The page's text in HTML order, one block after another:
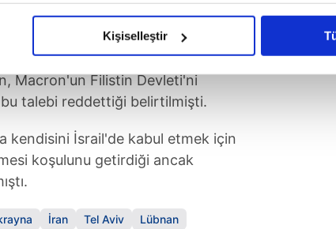
çabayı gösterdiğimizi ve bu noktada, reklamların
için İnternet Sitemizde kendimize ve üçüncü kişilere ait
sitemizin daha işlevsel kılınması ve kişiselleştirilmesi
amaçlarıyla sınırlı olarak açık rızanız dahilinde
yer alan panel vasıtasıyla belirleyebilirsiniz. Çerezlere
Metnimiziziyaret edebilirsiniz.
Kişiselleştir
haberinde, Macron'unTel Aviv'i
Macron'un Filistin Devleti'ni
talebi reddettiği belirtilmişti.
kendisini İsrail'de kabul etmek için
koşulunu getirdiği ancak
İran Tel Aviv Lübnan